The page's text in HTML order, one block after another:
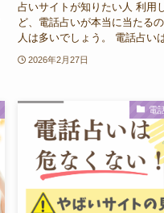
占いサイトが知りたい人 利用
ど、電話占いが本当に当たる
人は多いでしょう。 電話占い
2026年2月27日
電